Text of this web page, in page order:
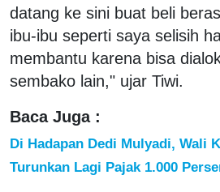
datang ke sini buat beli
ibu-ibu seperti saya selisih
membantu karena bisa
sembako lain," ujar Tiwi.
Baca Juga :
Di Hadapan Dedi Mulyadi, Wali
Turunkan Lagi Pajak 1.000